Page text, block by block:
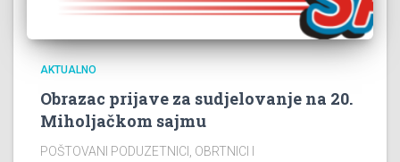
AKTUALNO
Obrazac prijave za sudjelovanje na 20.
Miholjačkom sajmu
POŠTOVANI PODUZETNICI, OBRTNICI I